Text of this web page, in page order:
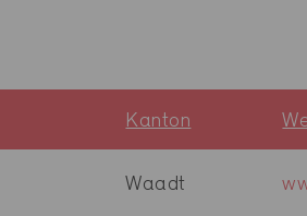
Kanton
Waadt